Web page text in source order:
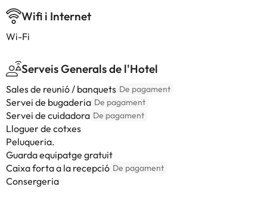
Wifi i Internet
Wi-Fi
Serveis Generals de l'Hotel
Sales de reunió / banquets De pagament
Servei de bugaderia De pagament
Servei de cuidadora De pagament
Lloguer de cotxes
Peluqueria.
Guarda equipatge gratuit
Caixa forta a la recepció De pagament
Consergeria